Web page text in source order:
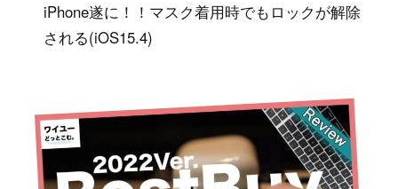
iPhone遂に！！マスク着用時でもロックが解除
される(iOS15.4)